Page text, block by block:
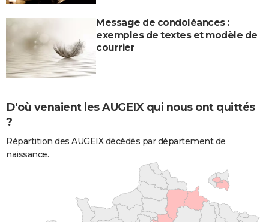
Message de condoléances :
exemples de textes et modèle de
courrier
D'où venaient les AUGEIX qui nous ont quittés
?
Répartition des AUGEIX décédés par département de
naissance.